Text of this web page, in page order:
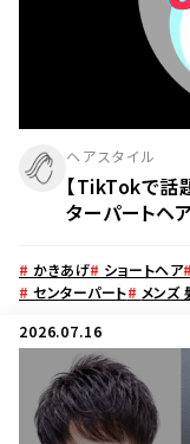
ヘアスタイル
【TikTokで話
ターパートヘ
# かきあげ# ショートヘア#
# センターパート# メンズ
2026.07.16